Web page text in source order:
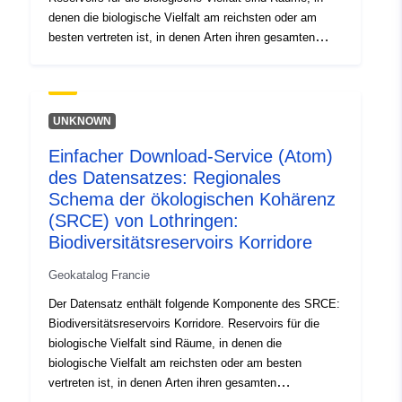
denen die biologische Vielfalt am reichsten oder am
besten vertreten ist, in denen Arten ihren gesamten
insbesondere durch eine ausreichende Größe
gewährleisten können. Sie beherbergen Kerne von
zerstreuen. Sie können die Aufnahme neuer
Artenpopulationen ermöglichen.Sie umfassen alle oder
einen Teil der Schutzgebiete und Naturgebiete, die für
die Erhaltung der regionalen, nationalen und
europäischen biologischen Vielfalt wichtig sind (Quelle:
Artenvielfalt Reservoirs für die biologische Vielfalt sind
oder am besten vertreten ist, in denen Arten ihren
verbringen können und in denen die natürlichen
Lebensräume ihren Betrieb insbesondere durch eine
ausreichende Größe gewährleisten können. Sie
UNKNOWN
Einfacher Download-Service (Atom)
des Datensatzes: Regionales
Schema der ökologischen Kohärenz
(SRCE) von Lothringen:
Biodiversitätsreservoirs Korridore
Geokatalog Francie
Der Datensatz enthält folgende Komponente des SRCE:
Biodiversitätsreservoirs Korridore. Reservoirs für die
biologische Vielfalt sind Räume, in denen die
biologische Vielfalt am reichsten oder am besten
vertreten ist, in denen Arten ihren gesamten